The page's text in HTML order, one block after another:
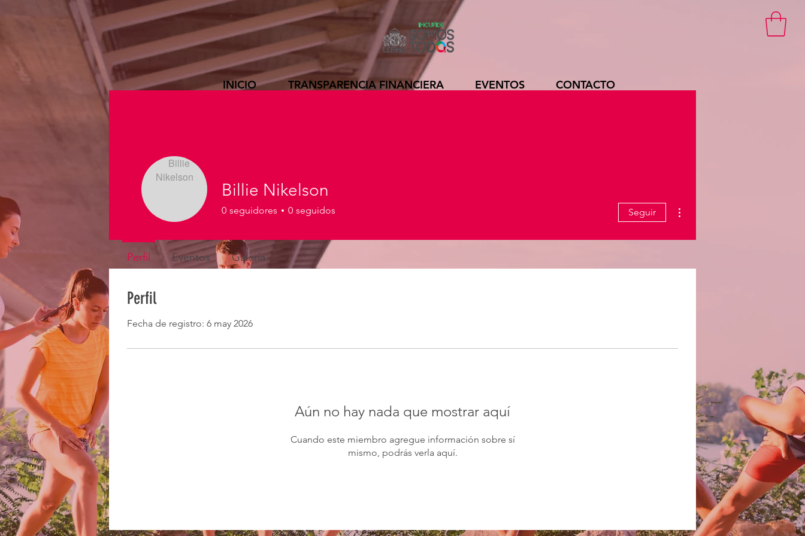
INICIO TRANSPARENCIA FINANCIERA EVENTOS CONTACTO
Perfil
Fecha de registro: 6 may 2026
Aún no hay nada que mostrar aquí
Cuando este miembro agregue información sobre sí
mismo, podrás verla aquí.
Billie Nikelson
0 seguidores 0 seguidos Seguir
Perfil Eventos Galería